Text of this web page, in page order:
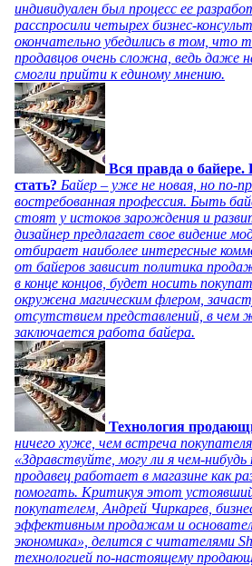
индивидуален был процесс ее
расспросили четырех бизнес-
окончательно убедились в том, что
продавцов очень сложна, ведь даже
смогли прийти к единому мнению.
Вся правда о
стать? Байер – уже не новая, но по-
востребованная профессия. Быть
стоят у истоков зарождения и
дизайнер предлагает свое видение
отбирает наиболее интересные
от байеров зависит политика
в конце концов, будет носить
окружена магическим флером,
отсутствием представлений, в чем
заключается работа байера.
Технология
ничего хуже, чем встреча
«Здравствуйте, могу ли я чем-нибудь
продавец работает в магазине как
помогать. Критикуя этот
покупателем, Андрей Чиркарев,
эффективным продажам и
экономика», делится с читателями
технологией по-настоящему